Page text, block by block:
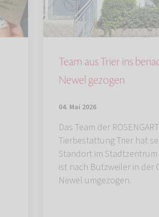
Team aus Trier ins
Newel gezogen
04. Mai 2026
Das Team der
Tierbestattung Trier hat
Standort im
ist nach Butzweiler in der
Newel umgezogen.